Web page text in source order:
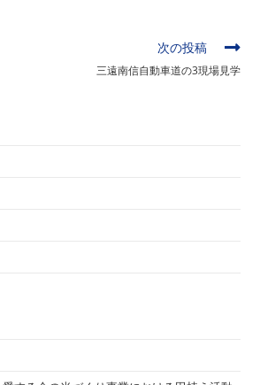
次の投稿
三遠南信自動車道の3現場見学